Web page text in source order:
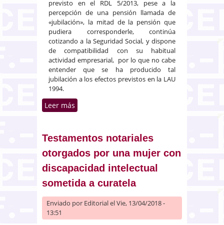
previsto en el RDL 5/2013, pese a la
percepción de una pensión llamada de
«jubilación», la mitad de la pensión que
pudiera corresponderle, continúa
cotizando a la Seguridad Social, y dispone
de compatibilidad con su habitual
actividad empresarial, por lo que no cabe
entender que se ha producido tal
jubilación a los efectos previstos en la LAU
1994.
Leer más
jubilación parcial
Testamentos notariales
otorgados por una mujer con
discapacidad intelectual
sometida a curatela
Enviado por Editorialel Vie, 13/04/2018 -
13:51